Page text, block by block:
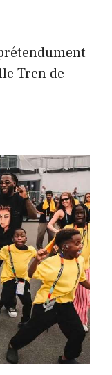
Tren de